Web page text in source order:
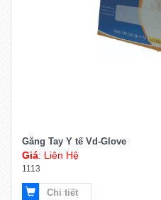
Găng Tay Y tế Vd-Glove
Giá: Liên Hệ
1113
Chi tiết